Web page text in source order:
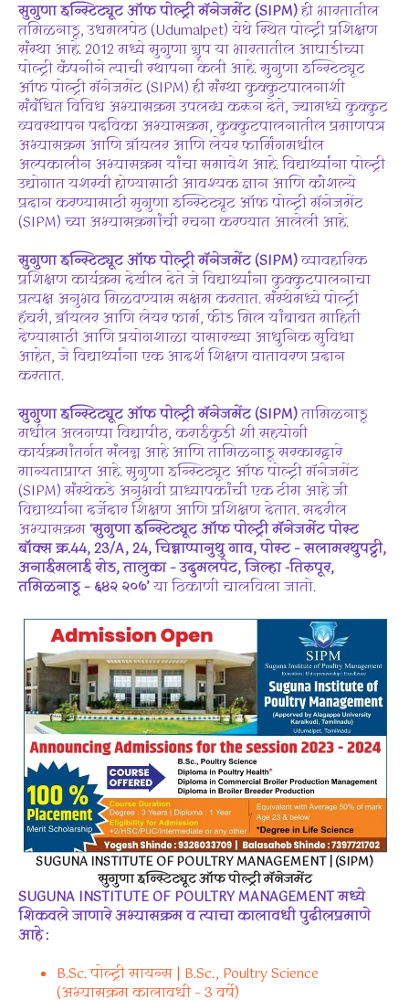
सुगुणा इन्स्टिट्यूट ऑफ पोल्ट्री मॅनेजमेंट (SIPM)ही भारतातील
तमिळनाडू, उधमलपेठ (Udumalpet) येथे स्थित पोल्ट्री प्रशिक्षण
संस्था आहे. 2012 मध्ये सुगुणा ग्रुप या भारतातील आघाडीच्या
पोल्ट्री कंपनीने त्याची स्थापना केली आहे. सुगुणा इन्स्टिट्यूट
ऑफ पोल्ट्री मॅनेजमेंट (SIPM) ही संस्था कुक्कुटपालनाशी
संबंधित विविध अभ्यासक्रम उपलब्ध करून देते, ज्यामध्ये कुक्कुट
व्यवस्थापन पदविका अभ्यासक्रम, कुक्कुटपालनातील प्रमाणपत्र
अभ्यासक्रम आणि ब्रॉयलर आणि लेयर फार्मिंगमधील
अल्पकालीन अभ्यासक्रम यांचा समावेश आहे. विद्यार्थ्यांना पोल्ट्री
उद्योगात यशस्वी होण्यासाठी आवश्यक ज्ञान आणि कौशल्ये
प्रदान करण्यासाठी सुगुणा इन्स्टिट्यूट ऑफ पोल्ट्री मॅनेजमेंट
(SIPM) च्या अभ्यासक्रमांची रचना करण्यात आलेली आहे.
सुगुणा इन्स्टिट्यूट ऑफ पोल्ट्री मॅनेजमेंट (SIPM)व्यावहारिक
प्रशिक्षण कार्यक्रम देखील देते जे विद्यार्थ्यांना कुक्कुटपालनाचा
प्रत्यक्ष अनुभव मिळवण्यास सक्षम करतात. संस्थेमध्ये पोल्ट्री
हॅचरी, ब्रॉयलर आणि लेयर फार्म, फीड मिल यांबाबत माहिती
देण्यासाठी आणि प्रयोगशाळा यासारख्या आधुनिक सुविधा
आहेत, जे विद्यार्थ्यांना एक आदर्श शिक्षण वातावरण प्रदान
करतात.
सुगुणा इन्स्टिट्यूट ऑफ पोल्ट्री मॅनेजमेंट (SIPM)तामिळनाडू
मधील अलगप्पा विद्यापीठ, कराईकुडी शी सहयोगी
कार्यक्रमांतर्गत संलग्न आहे आणि तामिळनाडू सरकारद्वारे
मान्यताप्राप्त आहे. सुगुणा इन्स्टिट्यूट ऑफ पोल्ट्री मॅनेजमेंट
(SIPM) संस्थेकडे अनुभवी प्राध्यापकांची एक टीम आहे जी
विद्यार्थ्यांना दर्जेदार शिक्षण आणि प्रशिक्षण देतात. सदरील
अभ्यासक्रम ‘सुगुणा इन्स्टिट्यूट ऑफ पोल्ट्री मॅनेजमेंट पोस्ट
बॉक्स क्र.44, 23/A, 24, चिन्नाप्पानुथु गाव, पोस्ट – सलामरथुपट्टी,
अनाईमलाई रोड, तालुका – उदुमलपेट, जिल्हा -तिरुपूर,
तमिळनाडू – ६४२ २०७’या ठिकाणी चालविला जातो.
SUGUNA INSTITUTE OF POULTRY MANAGEMENT | (SIPM)
सुगुणा इन्स्टिट्यूट ऑफ पोल्ट्री मॅनेजमेंट
SUGUNA INSTITUTE OF POULTRY MANAGEMENTमध्ये
शिकवलेजाणारेअभ्यासक्रमवत्याचाकालावधीपुढीलप्रमाणे
आहे:
B.Sc. पोल्ट्री सायन्स | B.Sc., Poultry Science
(अभ्यासक्रम कालावधी – 3 वर्षे)